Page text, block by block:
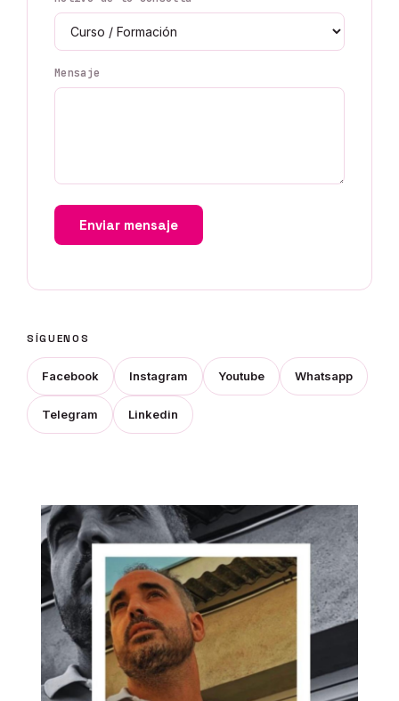
Mensaje
Enviar mensaje
SÍGUENOS
Facebook Instagram Youtube Whatsapp
Telegram Linkedin